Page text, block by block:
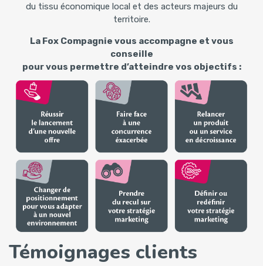
du tissu économique local et des acteurs majeurs du
territoire.
La Fox Compagnie vous accompagne et vous
conseille
pour vous permettre d’atteindre vos objectifs :
Témoignages clients